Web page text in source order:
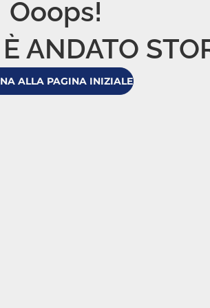
Ooops!
ANDATO
ALLA PAGINA INIZIALE